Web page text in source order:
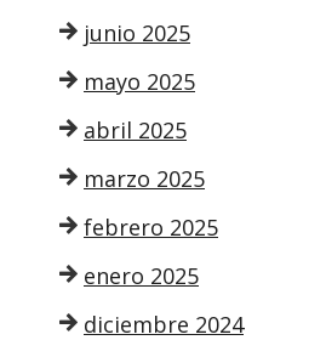
junio 2025
mayo 2025
abril 2025
marzo 2025
febrero 2025
enero 2025
diciembre 2024